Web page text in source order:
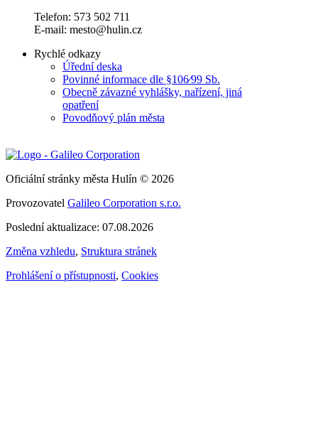
Telefon: 573 502 711
E-mail: mesto@hulin.cz
Rychlé odkazy
Úřední deska
Povinné informace dle §106⁄99 Sb.
Obecně závazné vyhlášky, nařízení, jiná
opatření
Povodňový plán města
Oficiální stránky města Hulín © 2026
Provozovatel Galileo Corporation s.r.o.
Poslední aktualizace: 07.08.2026
Změna vzhledu, Struktura stránek
Prohlášení o přístupnosti, Cookies